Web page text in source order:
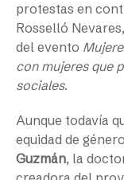
protestas en
Rosselló
del evento
con mujeres que
sociales.
Aunque todavía
equidad de
Guzmán, la